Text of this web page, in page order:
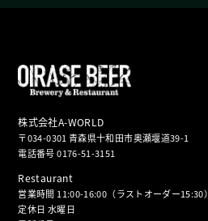
株式会社A-WORLD
〒034-0301 青森県十和田市奥瀬堰道39-1
電話番号 0176-51-3151
Restaurant
営業時間 11:00-16:00（ラストオーダー15:30）
定休日 水曜日